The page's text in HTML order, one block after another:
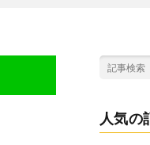
人気の